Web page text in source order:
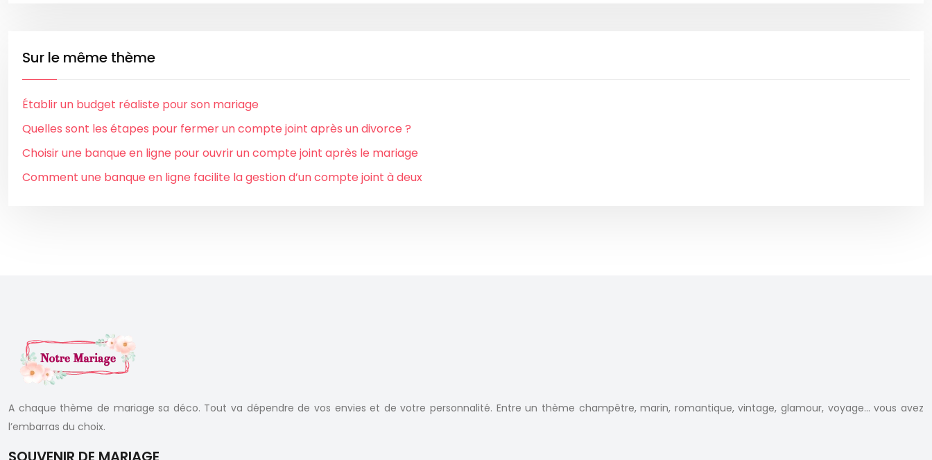
Sur le même thème
Établir un budget réaliste pour son mariage
Quelles sont les étapes pour fermer un compte joint après un divorce ?
Choisir une banque en ligne pour ouvrir un compte joint après le mariage
Comment une banque en ligne facilite la gestion d’un compte joint à deux
A chaque thème de mariage sa déco. Tout va dépendre de vos envies et de votre personnalité. Entre un thème champêtre, marin, romantique, vintage, glamour, voyage… vous avez
l’embarras du choix.